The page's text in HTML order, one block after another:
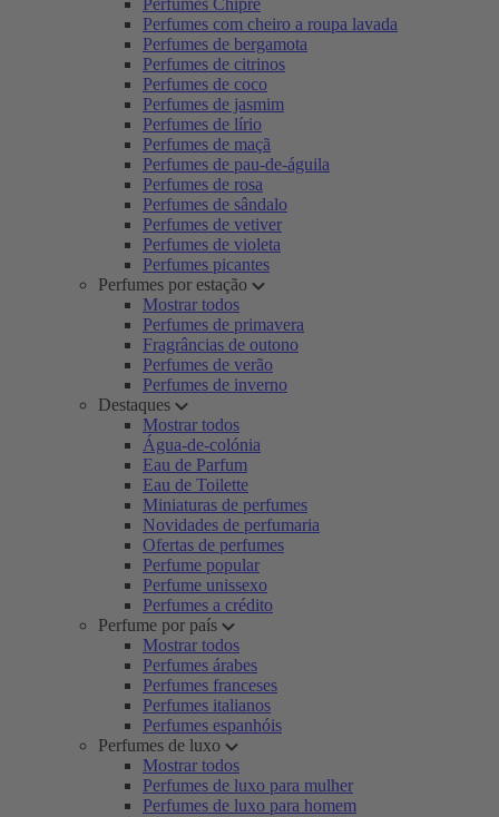
Perfumes Chipre
Perfumes com cheiro a roupa lavada
Perfumes de bergamota
Perfumes de citrinos
Perfumes de coco
Perfumes de jasmim
Perfumes de lírio
Perfumes de maçã
Perfumes de pau-de-águila
Perfumes de rosa
Perfumes de sândalo
Perfumes de vetiver
Perfumes de violeta
Perfumes picantes
Perfumes por estação
Mostrar todos
Perfumes de primavera
Fragrâncias de outono
Perfumes de verão
Perfumes de inverno
Destaques
Mostrar todos
Água-de-colónia
Eau de Parfum
Eau de Toilette
Miniaturas de perfumes
Novidades de perfumaria
Ofertas de perfumes
Perfume popular
Perfume unissexo
Perfumes a crédito
Perfume por país
Mostrar todos
Perfumes árabes
Perfumes franceses
Perfumes italianos
Perfumes espanhóis
Perfumes de luxo
Mostrar todos
Perfumes de luxo para mulher
Perfumes de luxo para homem